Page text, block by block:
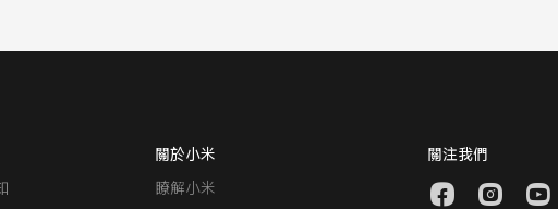
關於小米
瞭解小米
關注我們